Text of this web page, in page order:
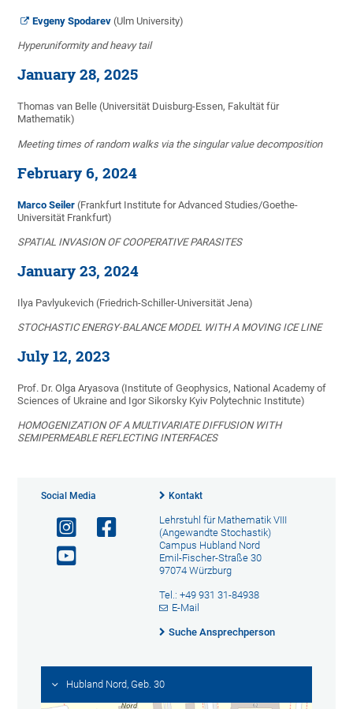
Evgeny Spodarev (Ulm University)
Hyperuniformity and heavy tail
January 28, 2025
Thomas van Belle (Universität Duisburg-Essen, Fakultät für
Mathematik)
Meeting times of random walks via the singular value decomposition
February 6, 2024
Marco Seiler (Frankfurt Institute for Advanced Studies/Goethe-
Universität Frankfurt)
SPATIAL INVASION OF COOPERATIVE PARASITES
January 23, 2024
Ilya Pavlyukevich (Friedrich-Schiller-Universität Jena)
STOCHASTIC ENERGY-BALANCE MODEL WITH A MOVING ICE LINE
July 12, 2023
Prof. Dr. Olga Aryasova (Institute of Geophysics, National Academy of
Sciences of Ukraine and Igor Sikorsky Kyiv Polytechnic Institute)
HOMOGENIZATION OF A MULTIVARIATE DIFFUSION WITH
SEMIPERMEABLE REFLECTING INTERFACES
Social Media Kontakt
Lehrstuhl für Mathematik VIII
(Angewandte Stochastik)
Campus Hubland Nord
Emil-Fischer-Straße 30
97074 Würzburg
Tel.: +49 931 31-84938
E-Mail
Suche Ansprechperson
Hubland Nord, Geb. 30